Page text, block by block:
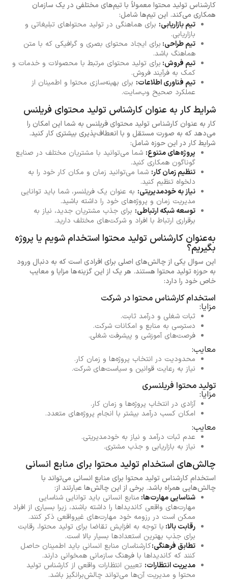
کارشناس تولید محتوا معمولاً با تیم‌های مختلفی در یک سازمان
همکاری می‌کند. این تیم‌ها شامل:
تیم بازاریابی: برای هماهنگی در تولید محتواهای تبلیغاتی و
بازاریابی.
تیم طراحی: برای ایجاد محتوای بصری و گرافیکی که با متن
هماهنگ باشد.
تیم فروش: برای تولید محتوای مرتبط با محصولات و خدمات و
کمک به فرآیند فروش.
تیم فناوری اطلاعات: برای بهینه‌سازی محتوا و اطمینان از
عملکرد صحیح وب‌سایت.
شرایط کار به عنوان کارشناس تولید محتوای فریلنس
کار به عنوان کارشناس تولید محتوای فریلنس به شما این امکان را
می‌دهد که به صورت مستقل و با انعطاف‌پذیری بیشتری کار کنید.
شرایط کار در این حوزه شامل:
پروژه‌های متنوع: شما می‌توانید با مشتریان مختلف در صنایع
گوناگون همکاری کنید.
تنظیم زمان کار: شما می‌توانید زمان و مکان کار خود را به
دلخواه تنظیم کنید.
نیاز به خودمدیریتی: به عنوان یک فریلنسر، شما باید توانایی
مدیریت زمان و پروژه‌های خود را داشته باشید.
توسعه شبکه ارتباطی: برای جذب مشتریان جدید، نیاز به
برقراری ارتباط با افراد و شرکت‌های مختلف دارید.
به‌عنوان کارشناس تولید محتوا استخدام شویم یا پروژه‌
بگیریم؟
این سوال یکی از چالش‌های اصلی برای افرادی است که به دنبال ورود
به حوزه تولید محتوا هستند. هر یک از این گزینه‌ها مزایا و معایب
خاص خود را دارد:
استخدام کارشناس محتوا در شرکت
مزایا:
ثبات شغلی و درآمد ثابت.
دسترسی به منابع و امکانات شرکت.
فرصت‌های آموزشی و پیشرفت شغلی.
معایب:
محدودیت در انتخاب پروژه‌ها و زمان کار.
نیاز به رعایت قوانین و سیاست‌های شرکت.
تولید محتوا فریلنسری
مزایا:
آزادی در انتخاب پروژه‌ها و زمان کار.
امکان کسب درآمد بیشتر با انجام پروژه‌های متعدد.
معایب:
عدم ثبات درآمد و نیاز به خودمدیریتی.
نیاز به بازاریابی و جذب مشتری.
چالش‌های استخدام تولید محتوا برای منابع انسانی
استخدام کارشناس تولید محتوا برای منابع انسانی می‌تواند با
چالش‌هایی همراه باشد. برخی از این چالش‌ها عبارتند از:
شناسایی مهارت‌ها: منابع انسانی باید توانایی شناسایی
مهارت‌های واقعی کاندیداها را داشته باشند، زیرا بسیاری از افراد
ممکن است در رزومه خود مهارت‌های غیرواقعی ذکر کنند.
رقابت بالا: با توجه به افزایش تقاضا برای تولید محتوا، رقابت
برای جذب بهترین استعدادها بسیار بالا است.
تطابق فرهنگی:کارشناسان منابع انسانی باید اطمینان حاصل
کنند که کاندیداها با فرهنگ سازمانی همخوانی دارند.
مدیریت انتظارات: تعیین انتظارات واقعی از کارشناس تولید
محتوا و مدیریت آن‌ها می‌تواند چالش‌برانگیز باشد.